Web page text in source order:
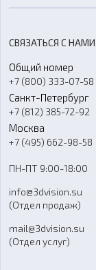
Оборудование и
Аксессуары и
Программное
Ремонт и услуги
О компании
Контакты
Гос. закупки
Стать дилером
Блог
FAQ
СВЯЗАТЬСЯ С НАМИ
Общий номер
+7 (800) 333-07-58
Санкт-Петербург
+7 (812) 385-72-92
Москва
+7 (495) 662-98-58
ПН-ПТ 9:00-18:00
info@3dvision.su
(Отдел продаж)
mail@3dvision.su
(Отдел услуг)